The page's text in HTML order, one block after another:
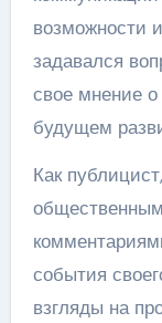
возможности
задавался
свое мнение
будущем
Как
события
взгляды на